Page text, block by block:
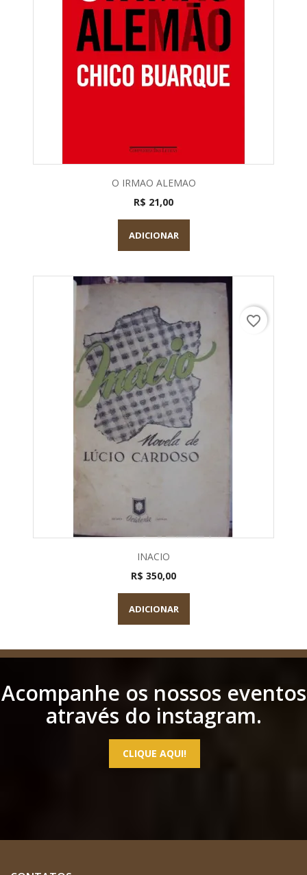
O IRMAO ALEMAO
R$ 21,00
ADICIONAR
INACIO
R$ 350,00
ADICIONAR
favorite_border
Acompanhe os nossos eventos
através do instagram.
CLIQUE AQUI!